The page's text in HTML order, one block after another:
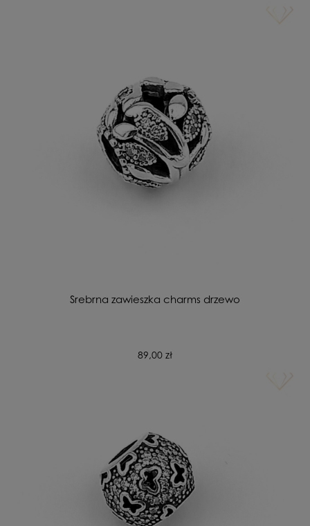
Srebrna zawieszka charms drzewo
89,00 zł